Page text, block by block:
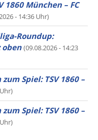
1860 München – FC
- 14:36 Uhr)
Roundup:
oben (09.08.2026 - 14:23
Spiel: TSV 1860 –
Spiel: TSV 1860 –